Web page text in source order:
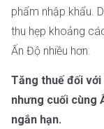
phẩm nhập khẩu.
thu hẹp khoảng
Ấn Độ nhiều hơn.
Tăng thuế đối với
nhưng cuối cùng
ngắn hạn.